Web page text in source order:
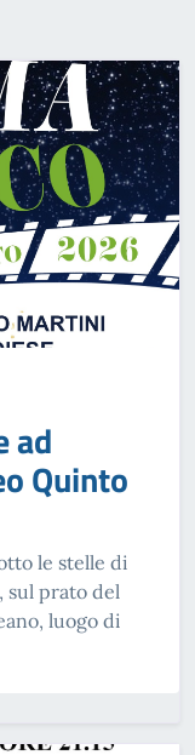
ad
Quinto
le stelle di
sul prato del
luogo di